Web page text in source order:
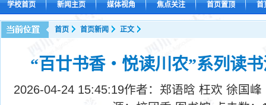
学校首页 新闻主页 媒体视角 焦点关注 首页置顶 首
首页 首页新闻 正文
“百廿书香・悦读川农”系列读
2026-04-24 15:45:19作者：郑语晗 枉欢 徐国